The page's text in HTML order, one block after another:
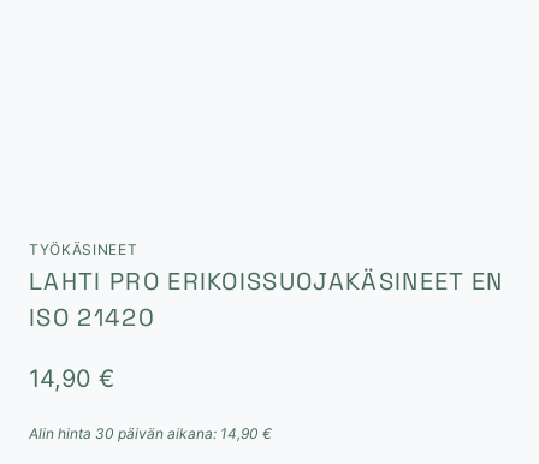
TYÖKÄSINEET
LAHTI PRO ERIKOISSUOJAKÄSINEET EN
ISO 21420
14,90 €
Alin hinta 30 päivän aikana: 14,90 €